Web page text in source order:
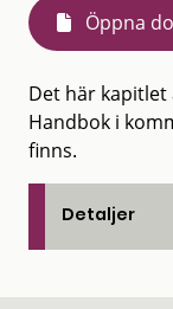
Öppna
Det här
Handbok i
finns.
Detaljer